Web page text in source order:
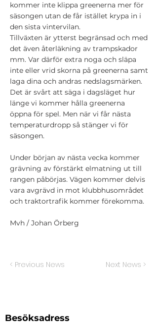
kommer inte klippa greenerna mer för
säsongen utan de får istället krypa in i
den sista vintervilan.
Tillväxten är ytterst begränsad och med
det även återläkning av trampskador
mm. Var därför extra noga och släpa
inte eller vrid skorna på greenerna samt
laga dina och andras nedslagsmärken.
Det är svårt att säga i dagsläget hur
länge vi kommer hålla greenerna
öppna för spel. Men när vi får nästa
temperaturdropp så stänger vi för
säsongen.
Under början av nästa vecka kommer
grävning av förstärkt elmatning ut till
rangen påbörjas. Vägen kommer delvis
vara avgrävd in mot klubbhusområdet
och traktortrafik kommer förekomma.
Mvh / Johan Örberg
< Previous News Next News >
Besöksadress